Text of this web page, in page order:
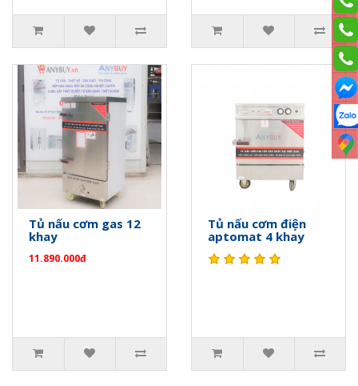
Tủ nấu cơm gas 12
khay
11.890.000đ
Tủ nấu cơm điện
aptomat 4 khay